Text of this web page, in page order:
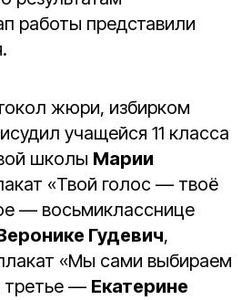
работы представили
жюри, избирком
учащейся 11 класса
школы Марии
«Твой голос — твоё
— восьмикласснице
Гудевич,
«Мы сами выбираем
третье — Екатерине